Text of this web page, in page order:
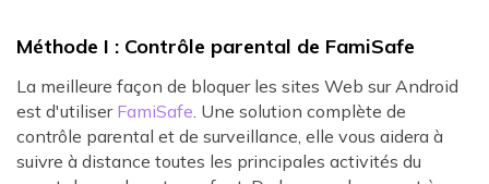
Méthode I : Contrôle parental de FamiSafe
La meilleure façon de bloquer les sites Web sur Android
est d'utiliser FamiSafe. Une solution complète de
contrôle parental et de surveillance, elle vous aidera à
suivre à distance toutes les principales activités du